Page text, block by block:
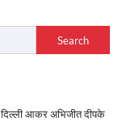
Search
दिल्ली आकर अभिजीत दीपके